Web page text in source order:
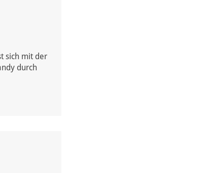
sich mit der
durch